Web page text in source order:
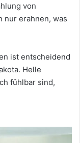
von
nur erahnen, was
ist entscheidend
Helle
fühlbar sind,